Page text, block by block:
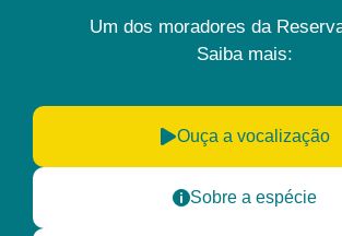
Um dos moradores da
Saiba mais:
Ouça a vocalização
Sobre a espécie